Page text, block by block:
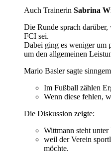
Auch Trainerin Sabrina
Die Runde sprach
FCI sei.
Dabei ging es weniger um
um den allgemeinen
Mario Basler sagte
Im Fußball zählen
Wenn diese fehlen,
Die Diskussion zeigte:
Wittmann steht unter
weil der Verein
möchte.